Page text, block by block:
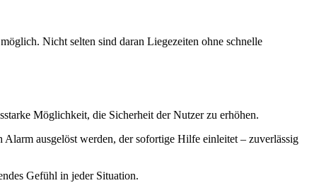
Nicht selten sind daran Liegezeiten ohne schnelle
Möglichkeit, die Sicherheit der Nutzer zu erhöhen.
ausgelöst werden, der sofortige Hilfe einleitet – zuverlässig
Gefühl in jeder Situation.